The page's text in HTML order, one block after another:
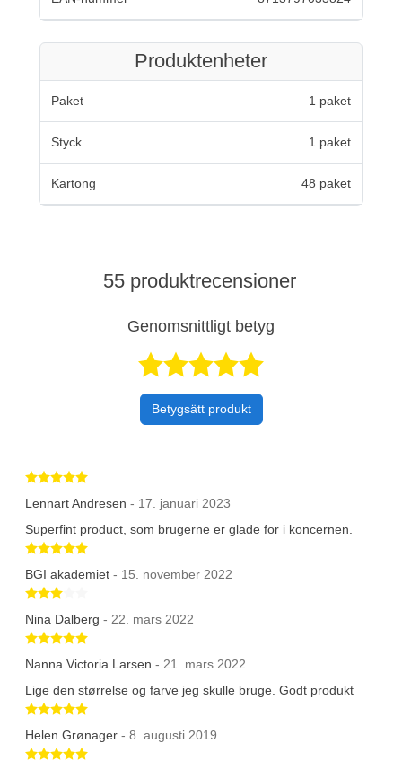
Produktenheter
Paket 1 paket
Styck 1 paket
Kartong 48 paket
55 produktrecensioner
Genomsnittligt betyg
Betygsatt 4,7
Betygsätt produkt
Betygsatt 5 av 5 stjärnor
Lennart Andresen - 17. januari 2023
Superfint product, som brugerne er glade for i koncernen.
Betygsatt 5 av 5 stjärnor
BGI akademiet - 15. november 2022
Nina Dalberg - 22. mars 2022
Betygsatt 5 av 5 stjärnor
Nanna Victoria Larsen - 21. mars 2022
Lige den størrelse og farve jeg skulle bruge. Godt produkt
Betygsatt 5 av 5 stjärnor
Helen Grønager - 8. augusti 2019
Betygsatt 5 av 5 stjärnor